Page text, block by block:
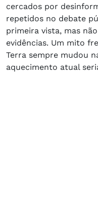
cercados por
repetidos no debate
primeira vista, mas
evidências. Um mito
Terra sempre mudou
aquecimento atual